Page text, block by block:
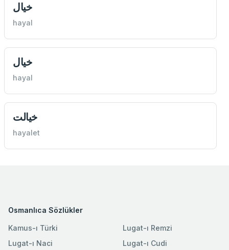
خيال
hayal
خيال
hayal
خيالت
hayalet
Osmanlıca Sözlükler
Kamus-ı Türki
Lugat-ı Naci
Lugat-ı Remzi
Lugat-ı Cudi